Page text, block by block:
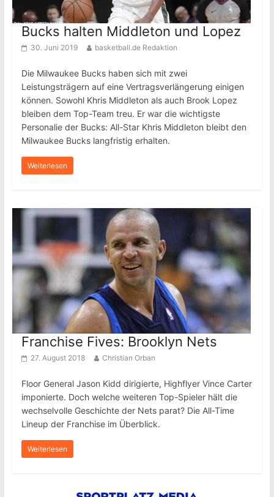
Bucks halten Middleton und Lopez
30. Juni 2019 basketball.de Redaktion
Die Milwaukee Bucks haben sich mit zwei
Leistungsträgern auf eine Vertragsverlängerung einigen
können. Sowohl Khris Middleton als auch Brook Lopez
bleiben dem Top-Team treu. Er war die wichtigste
Personalie der Bucks: All-Star Khris Middleton bleibt den
Milwaukee Bucks langfristig erhalten.
Weiterlesen
Franchise Fives: Brooklyn Nets
27. August 2018 Christian Orban
Floor General Jason Kidd dirigierte, Highflyer Vince Carter
imponierte. Doch welche weiteren Top-Spieler hält die
wechselvolle Geschichte der Nets parat? Die All-Time
Lineup der Franchise im Überblick.
Weiterlesen